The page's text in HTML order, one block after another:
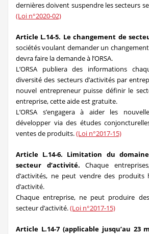
dernières doivent suspendre les secteurs
(Loi n°2020-02)
Article L.14-5. Le changement de
sociétés voulant demander un
devra faire la demande à l’ORSA.
L’ORSA publiera des informations
diversité des secteurs d’activités par
nouvel entrepreneur puisse définir le
entreprise, cette aide est gratuite.
L’ORSA s’engagera à aider les
développer via des études
ventes de produits.(Loi n°2017-15)
Article L.14-6. Limitation du
secteur d’activité. Chaque
d’activités, ne peut vendre des
d’activité.
Chaque entreprise, ne peut produire
secteur d’activité.(Loi n°2017-15)
Article L.14-7 (applicable jusqu’au 23